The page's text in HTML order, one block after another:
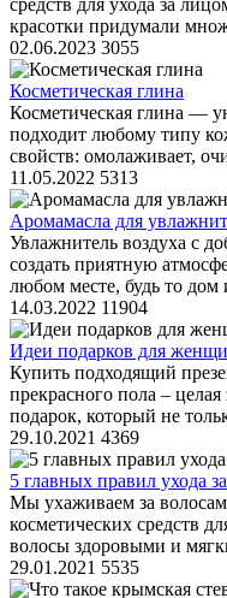
красотки придумали
02.06.2023 3055
Косметическая глина
Косметическая глина —
подходит любому типу
свойств: омолаживает,
11.05.2022 5313
Аромамасла для
Увлажнитель воздуха с
создать приятную
любом месте, будь то дом
14.03.2022 11904
Идеи подарков для
Купить подходящий
прекрасного пола – целая
подарок, который не
29.10.2021 4369
5 главных правил ухода
Мы ухаживаем за
косметических средств
волосы здоровыми и
29.01.2021 5535